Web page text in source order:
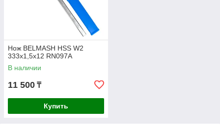
Нож BELMASH HSS W2
333х1,5х12 RN097A
В наличии
11 500 ₸
Купить